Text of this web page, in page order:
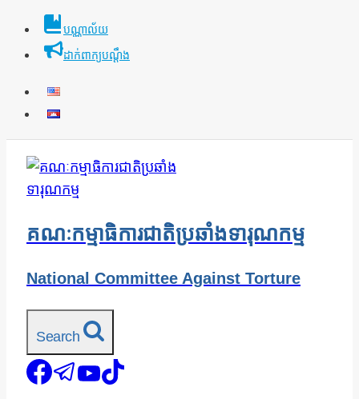
Skip
បណ្ណាល័យ
ដាក់ពាក្យបណ្ដឹង
គណៈកម្មាធិការជាតិប្រឆាំងទារុណកម្ម
National Committee Against Torture
Search